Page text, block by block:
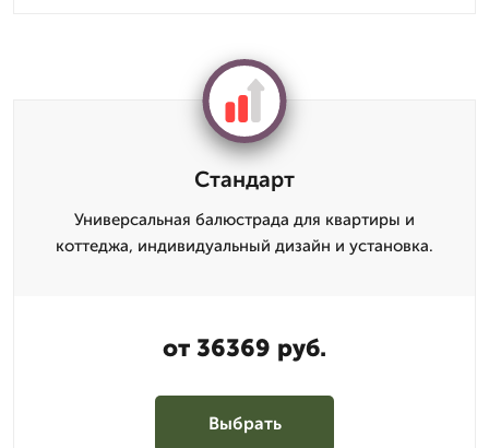
Стандарт
Универсальная балюстрада для квартиры и
коттеджа, индивидуальный дизайн и установка.
от 36369 руб.
Выбрать